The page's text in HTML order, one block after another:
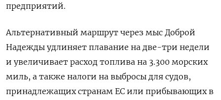
предприятий.
Альтернативный маршрут через мыс Доброй
Надежды удлиняет плавание на две-три недели
и увеличивает расход топлива на 3.300 морских
миль, а также налоги на выбросы для судов,
принадлежащих странам ЕС или прибывающих в